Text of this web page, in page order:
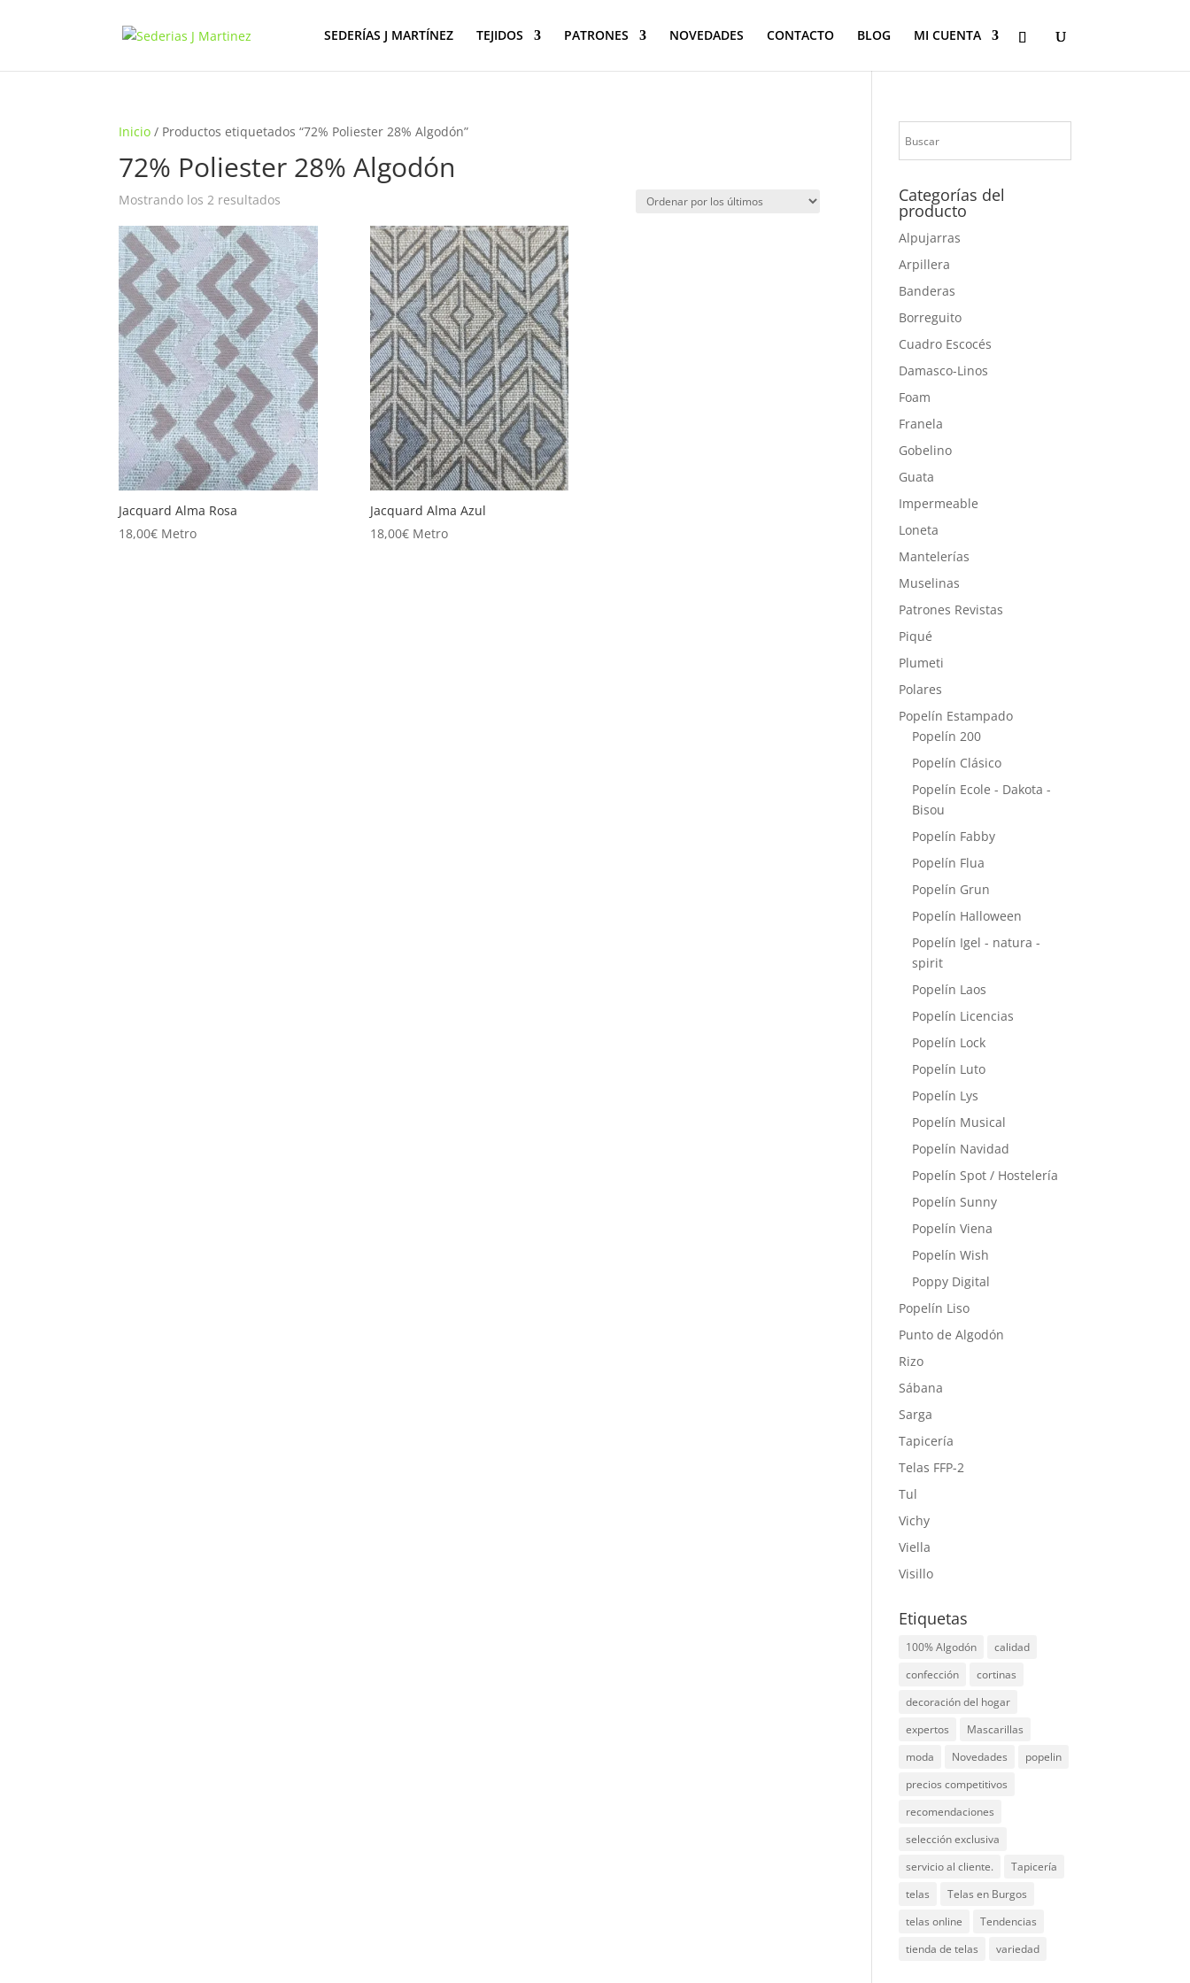
SEDERÍAS J MARTÍNEZ TEJIDOS PATRONES NOVEDADES CONTACTO BLOG MI CUENTA
Inicio / Productos etiquetados “72% Poliester 28% Algodón”
72% Poliester 28% Algodón
Mostrando los 2 resultados
los
últimos
Jacquard Alma Rosa
18,00€ Metro
Jacquard Alma Azul
18,00€ Metro
Categorías del
producto
Alpujarras
Arpillera
Banderas
Borreguito
Cuadro Escocés
Damasco-Linos
Foam
Franela
Gobelino
Guata
Impermeable
Loneta
Mantelerías
Muselinas
Patrones Revistas
Piqué
Plumeti
Polares
Popelín Estampado
Popelín 200
Popelín Clásico
Popelín Ecole - Dakota -
Bisou
Popelín Fabby
Popelín Flua
Popelín Grun
Popelín Halloween
Popelín Igel - natura -
spirit
Popelín Laos
Popelín Licencias
Popelín Lock
Popelín Luto
Popelín Lys
Popelín Musical
Popelín Navidad
Popelín Spot / Hostelería
Popelín Sunny
Popelín Viena
Popelín Wish
Poppy Digital
Popelín Liso
Punto de Algodón
Rizo
Sábana
Sarga
Tapicería
Telas FFP-2
Tul
Vichy
Viella
Visillo
Etiquetas
100% Algodón
calidad
confección
cortinas
decoración del hogar
expertos
Mascarillas
moda
Novedades
popelin
precios competitivos
recomendaciones
selección exclusiva
servicio al cliente.
Tapicería
telas
Telas en Burgos
telas online
Tendencias
tienda de telas
variedad